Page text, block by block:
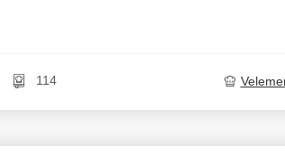
114